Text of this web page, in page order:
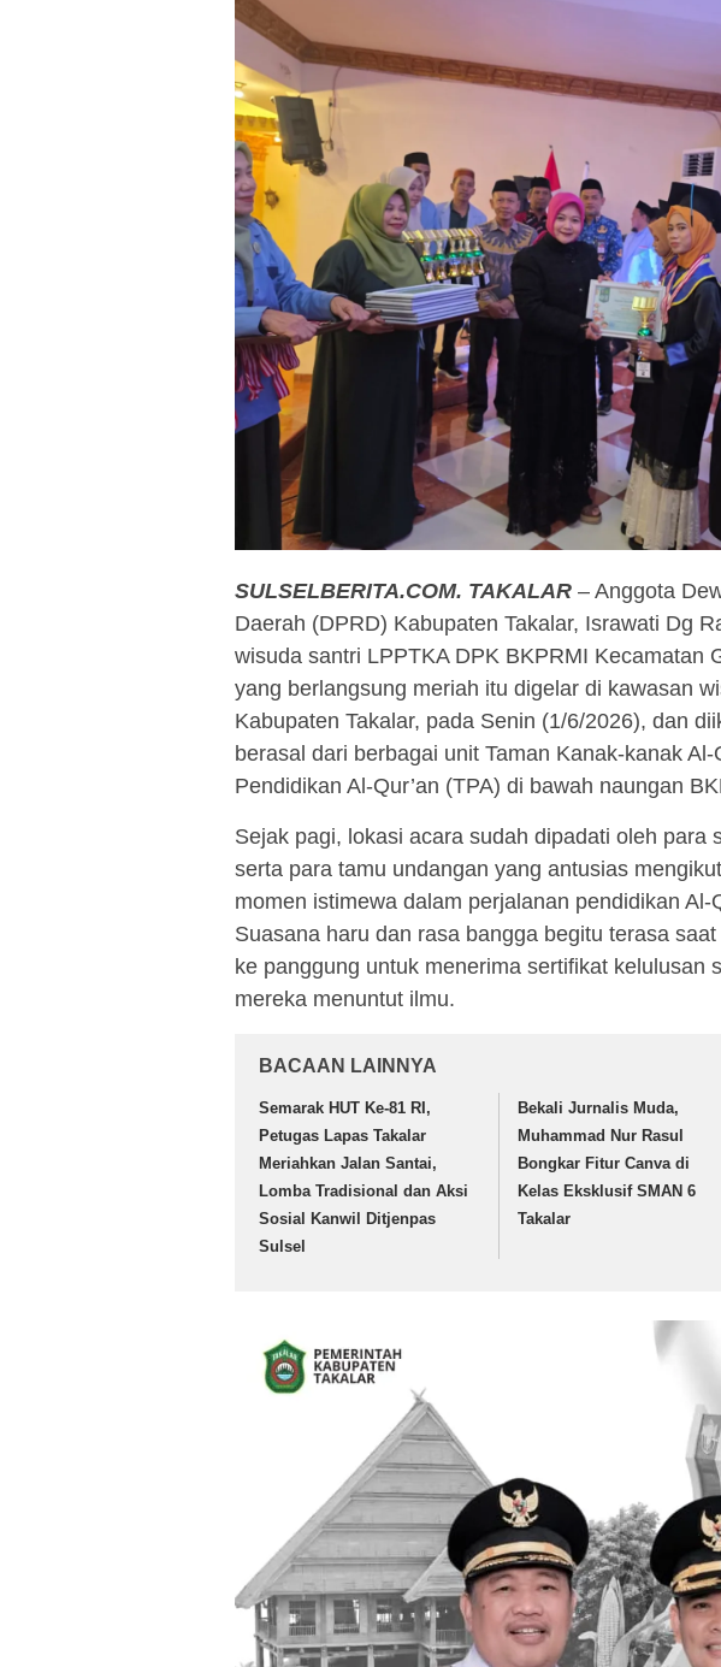
SULSELBERITA.COM. TAKALAR – Anggota
Daerah (DPRD) Kabupaten Takalar, Israwati Dg
wisuda santri LPPTKA DPK BKPRMI Kecamatan
yang berlangsung meriah itu digelar di kawasan
Kabupaten Takalar, pada Senin (1/6/2026), dan
berasal dari berbagai unit Taman Kanak-kanak Al-
Pendidikan Al-Qur’an (TPA) di bawah naungan
Sejak pagi, lokasi acara sudah dipadati oleh para
serta para tamu undangan yang antusias
momen istimewa dalam perjalanan pendidikan Al-
Suasana haru dan rasa bangga begitu terasa
ke panggung untuk menerima sertifikat kelulusan
mereka menuntut ilmu.
BACAAN LAINNYA
Semarak HUT Ke-81 RI,
Petugas Lapas Takalar
Meriahkan Jalan Santai,
Lomba Tradisional dan Aksi
Sosial Kanwil Ditjenpas
Sulsel
Bekali Jurnalis Muda,
Muhammad Nur Rasul
Bongkar Fitur Canva di
Kelas Eksklusif SMAN 6
Takalar